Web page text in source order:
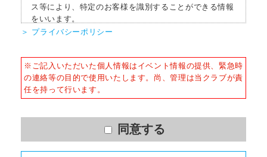
ス等により、特定のお客様を識別することができる情報
をいいます。
かつ適正な方法によりお客様の個人情報を収集いたしま
す。
させて頂きます。また、違法または不当な行為を助長
し、または誘発するおそれがある方法による個人情報の
利用を行いません。
＞ プライバシーポリシー
※ご記入いただいた個人情報はイベント情報の提供、緊急時
の連絡等の目的で使用いたします。尚、管理は当クラブが責
任を持って行います。
同意する